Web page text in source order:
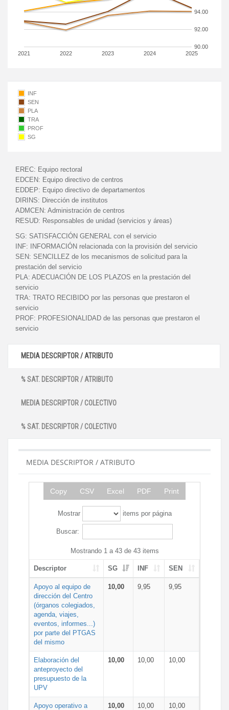
2021 2022 2023 2024 2025
90.00
92.00
94.00
INF
SEN
PLA
TRA
PROF
SG
EREC: Equipo rectoral
EDCEN: Equipo directivo de centros
EDDEP: Equipo directivo de departamentos
DIRINS: Dirección de institutos
ADMCEN: Administración de centros
RESUD: Responsables de unidad (servicios y áreas)
SG: SATISFACCIÓN GENERAL con el servicio
INF:
INFORMACIÓN relacionada con la provisión del servicio
SEN: SENCILLEZ de los mecanismos de solicitud para la
prestación del servicio
PLA: ADECUACIÓN DE LOS PLAZOS en la prestación del
servicio
TRA: TRATO RECIBIDO por las personas que prestaron el
servicio
PROF: PROFESIONALIDAD de las personas que prestaron el
servicio
MEDIA DESCRIPTOR / ATRIBUTO
% SAT. DESCRIPTOR / ATRIBUTO
MEDIA DESCRIPTOR / COLECTIVO
% SAT. DESCRIPTOR / COLECTIVO
MEDIA DESCRIPTOR / ATRIBUTO
Copy CSV Excel PDF Print
Mostrar items por página
Buscar:
Mostrando 1 a 43 de 43 items
Descriptor SG INF SEN
Apoyo al equipo de
dirección del Centro
(órganos colegiados,
agenda, viajes,
eventos, informes...)
por parte del PTGAS
del mismo
10,00 9,95 9,95
Elaboración del
anteproyecto del
presupuesto de la
UPV
10,00 10,00 10,00
Apoyo operativo a
10,00 10,00 10,00